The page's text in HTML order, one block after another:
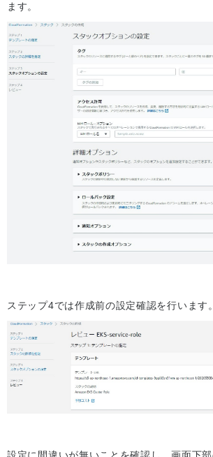
ます。
ステップ4では作成前の設定確認を行います。
設定に間違いが無いことを確認し、画面下